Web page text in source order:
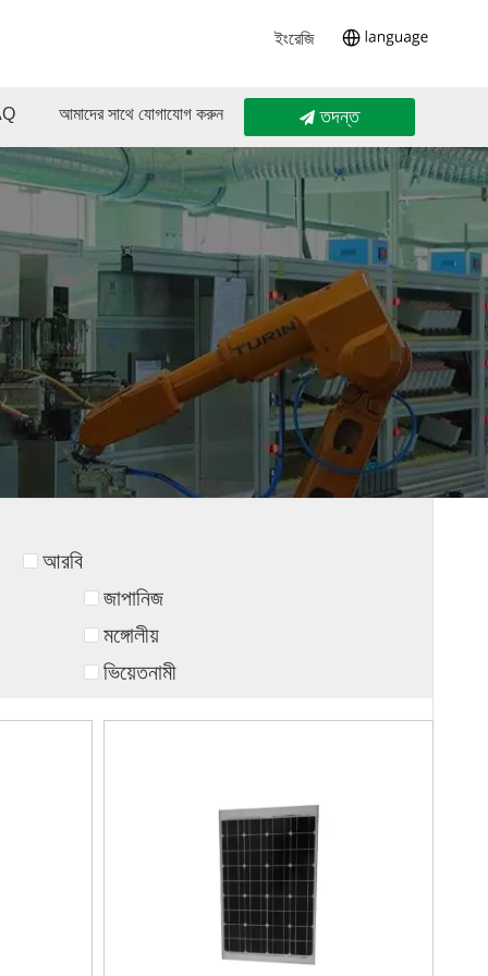
ইংরেজি
আমাদের সাথে যোগাযোগ করুন তদন্ত
আরবি
জাপানিজ
মঙ্গোলীয়
ভিয়েতনামী